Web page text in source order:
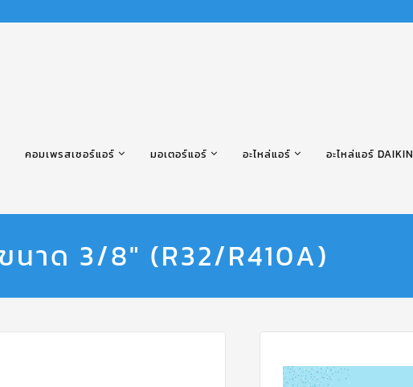
คอมเพรสเซอร์แอร์ มอเตอร์แอร์ อะไหล่แอร์ อะไหล่แอร์ DAIKIN
นาด 3/8″ (R32/R410A)